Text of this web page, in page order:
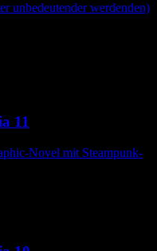
unbedeutender werdenden)
11
Novel mit Steampunk-